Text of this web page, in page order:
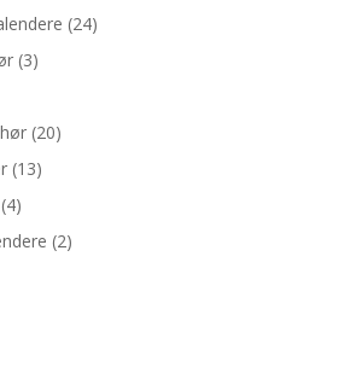
(24)
(3)
(20)
(13)
(4)
(2)